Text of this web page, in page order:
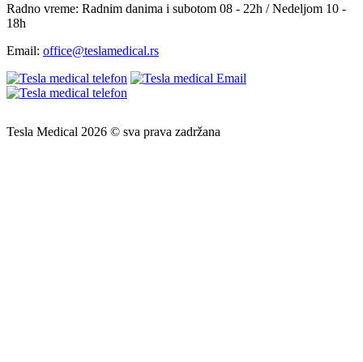
Radno vreme: Radnim danima i subotom 08 - 22h / Nedeljom 10 -
18h
Email: office@teslamedical.rs
Tesla Medical 2026 © sva prava zadržana